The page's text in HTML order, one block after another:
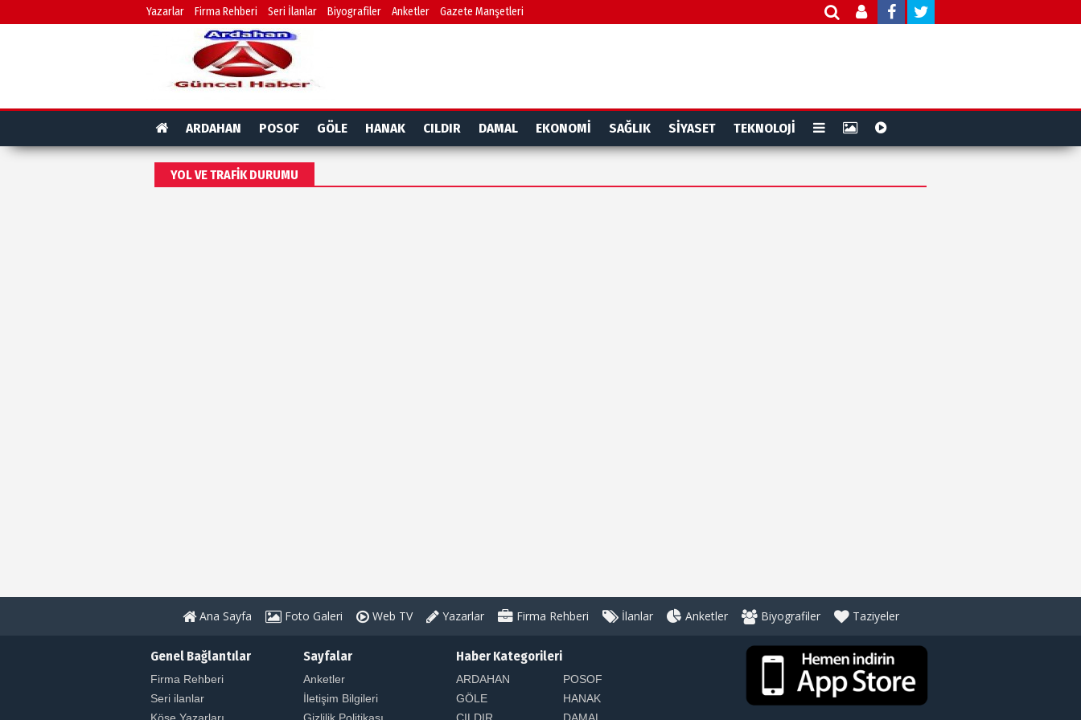
Yazarlar Firma Rehberi Seri İlanlar Biyografiler Anketler Gazete Manşetleri
ARDAHAN POSOF GÖLE HANAK CILDIR DAMAL EKONOMİ SAĞLIK SİYASET TEKNOLOJİ
YOL VE TRAFİK DURUMU
Ana Sayfa Foto Galeri Web TV Yazarlar Firma Rehberi İlanlar Anketler Biyografiler Taziyeler
Genel Bağlantılar
Firma Rehberi
Seri ilanlar
Sayfalar
Anketler
İletişim Bilgileri
Haber Kategorileri
ARDAHAN
POSOF
GÖLE
HANAK